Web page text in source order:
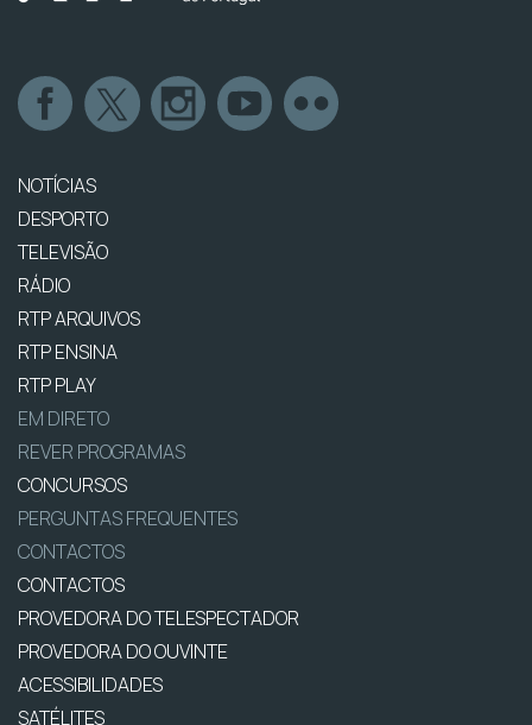
NOTÍCIAS
DESPORTO
TELEVISÃO
RÁDIO
RTP ARQUIVOS
RTP ENSINA
RTP PLAY
EM DIRETO
REVER PROGRAMAS
CONCURSOS
PERGUNTAS FREQUENTES
CONTACTOS
CONTACTOS
PROVEDORA DO TELESPECTADOR
PROVEDORA DO OUVINTE
ACESSIBILIDADES
SATÉLITES